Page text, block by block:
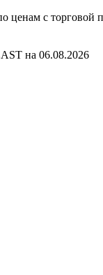
ценам с торговой
на 06.08.2026